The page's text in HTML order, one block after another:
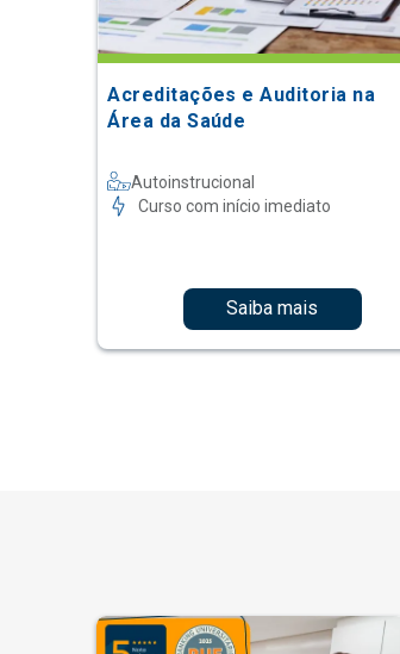
Acreditações e Auditoria na
Área da Saúde
Autoinstrucional
Curso com início imediato
Saiba mais